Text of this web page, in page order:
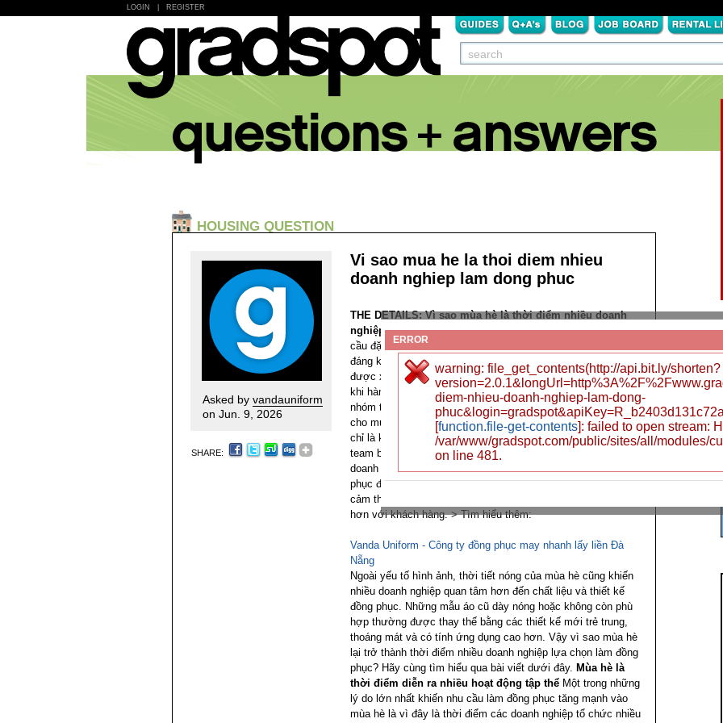
LOGIN REGISTER
HOUSING QUESTION
Asked by vandauniform
on Jun. 9, 2026
SHARE:
Vi sao mua he la thoi diem nhieu
doanh nghiep lam dong phuc
THE DETAILS:Vì sao mùa hè là thời điểm nhiều doanh
nghiệp làm đồng phục? Mỗi năm khi bước vào mùa hè, nhu
cầu đặt may đồng phục của các doanh nghiệp lại tăng lên
đáng kể. Tại Đà Nẵng cũng như nhiều khu vực khác, đây
được xem là thời điểm khá sôi động của thị trường đồng phục
khi hàng loạt công ty, quán cafe, nhà hàng, khách sạn hay các
nhóm tổ chức sự kiện bắt đầu tìm kiếm những mẫu áo mới
cho mùa hoạt động cao điểm. Thực tế cho thấy, mùa hè không
chỉ là khoảng thời gian diễn ra nhiều chương trình du lịch,
team building hay sự kiện ngoài trời mà còn là thời điểm
doanh nghiệp muốn làm mới hình ảnh tập thể. Một mẫu đồng
phục đẹp, thoải mái và phù hợp thời tiết sẽ giúp nhân viên
cảm thấy tự tin hơn khi làm việc đồng thời tạo thiện cảm tốt
hơn với khách hàng. > Tìm hiểu thêm:
Vanda Uniform - Công ty đồng phục may nhanh lấy liền Đà
Nẵng
Ngoài yếu tố hình ảnh, thời tiết nóng của mùa hè cũng khiến
nhiều doanh nghiệp quan tâm hơn đến chất liệu và thiết kế
đồng phục. Những mẫu áo cũ dày nóng hoặc không còn phù
hợp thường được thay thế bằng các thiết kế mới trẻ trung,
thoáng mát và có tính ứng dụng cao hơn. Vậy vì sao mùa hè
lại trở thành thời điểm nhiều doanh nghiệp lựa chọn làm đồng
phục? Hãy cùng tìm hiểu qua bài viết dưới đây. Mùa hè là
thời điểm diễn ra nhiều hoạt động tập thể Một trong những
lý do lớn nhất khiến nhu cầu làm đồng phục tăng mạnh vào
mùa hè là vì đây là thời điểm các doanh nghiệp tổ chức nhiều
ERROR
warning: file_get_contents(http://api.bit.ly/shorten?
diem-nhieu-doanh-nghiep-lam-dong-
[function.file-get-contents]: failed to open stream:
/var/www/gradspot.com/public/sites/all/modules/
on line 481.